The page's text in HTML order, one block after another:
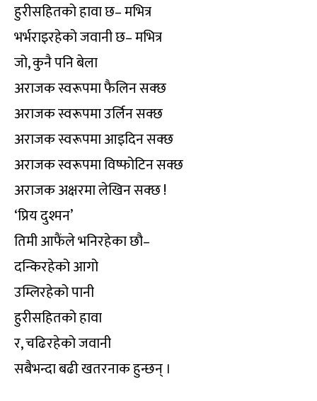
हुरीसहितको हावा छ– मभित्र
भर्भराइरहेको जवानी छ– मभित्र
जो, कुनै पनि बेला
अराजक स्वरूपमा फैलिन सक्छ
अराजक स्वरूपमा उर्लिन सक्छ
अराजक स्वरूपमा आइदिन सक्छ
अराजक स्वरूपमा विष्फोटिन सक्छ
अराजक अक्षरमा लेखिन सक्छ !
‘प्रिय दुश्मन’
तिमी आफैंले भनिरहेका छौ–
दन्किरहेको आगो
उम्लिरहेको पानी
हुरीसहितको हावा
र, चढिरहेको जवानी
सबैभन्दा बढी खतरनाक हुन्छन् ।